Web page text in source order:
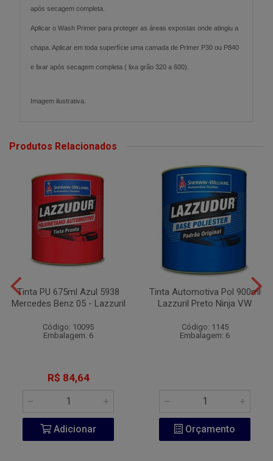
após secagem completa.
Aplicar o Wash Primer para proteger as áreas expostas onde atingiu a
chapa. Aplicar em toda superfície uma camada de Primer P30 ou P840
e lixar após secagem completa ( lixa grão 320 a 600).
Imagem ilustrativa.
Produtos Relacionados
Tinta PU 675ml Azul 5938
Mercedes Benz 05 - Lazzuril
Código: 10095
Embalagem: 6
R$ 84,64
Adicionar
Tinta Automotiva Pol 900ml
Lazzuril Preto Ninja VW
Código: 1145
Embalagem: 6
Orçamento